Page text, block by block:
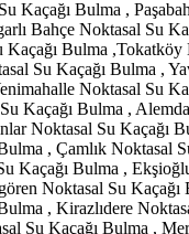
Kaçağı Bulma ,
Bahçe Noktasal Su
Kaçağı Bulma ,Tokatköy
Su Kaçağı Bulma ,
Noktasal Su
Kaçağı Bulma ,
Noktasal Su Kaçağı
, Çamlık Noktasal
Kaçağı Bulma ,
Noktasal Su
, Kirazlıdere
Su Kaçağı Bulma ,